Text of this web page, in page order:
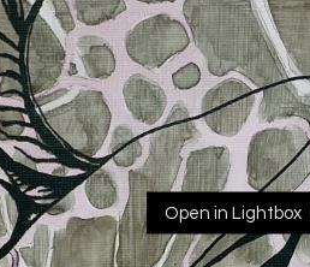
Open in Lightbox